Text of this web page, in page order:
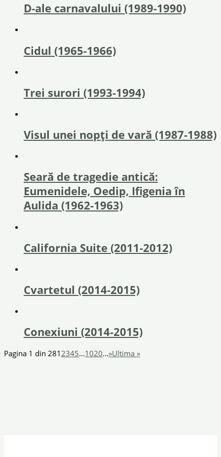
D-ale carnavalului (1989-1990)
Cidul (1965-1966)
Trei surori (1993-1994)
Visul unei nopți de vară (1987-1988)
Seară de tragedie antică:
Eumenidele, Oedip, Ifigenia în
Aulida (1962-1963)
California Suite (2011-2012)
Cvartetul (2014-2015)
Conexiuni (2014-2015)
Pagina 1 din 281 2345...1020...»Ultima »